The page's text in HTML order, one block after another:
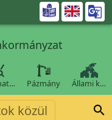

Pázmány Állami k…
közül 